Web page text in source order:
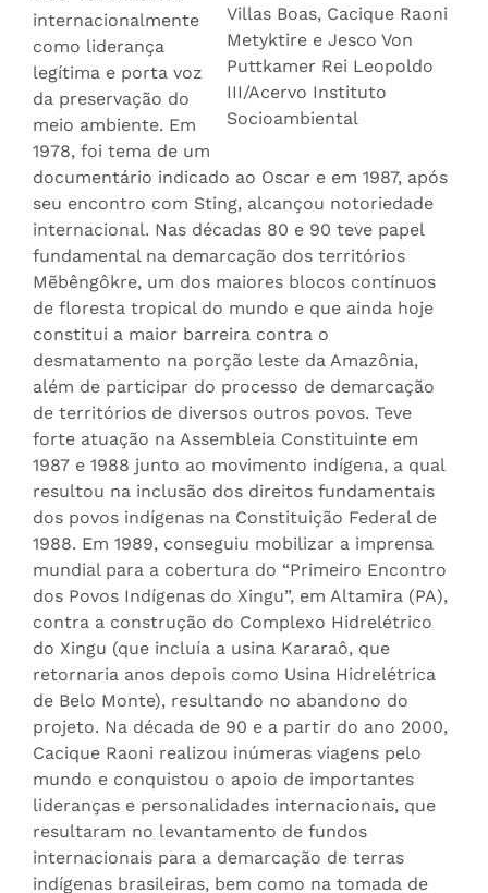
Villas Boas, Cacique Raoni
Metyktire e Jesco Von
Puttkamer Rei Leopoldo
III/Acervo Instituto
Socioambiental
internacionalmente
como liderança
legítima e porta voz
da preservação do
meio ambiente. Em
1978, foi tema de um
documentário indicado ao Oscar e em 1987, após
seu encontro com Sting, alcançou notoriedade
internacional. Nas décadas 80 e 90 teve papel
fundamental na demarcação dos territórios
Mẽbêngôkre, um dos maiores blocos contínuos
de floresta tropical do mundo e que ainda hoje
constitui a maior barreira contra o
desmatamento na porção leste da Amazônia,
além de participar do processo de demarcação
de territórios de diversos outros povos. Teve
forte atuação na Assembleia Constituinte em
1987 e 1988 junto ao movimento indígena, a qual
resultou na inclusão dos direitos fundamentais
dos povos indígenas na Constituição Federal de
1988. Em 1989, conseguiu mobilizar a imprensa
mundial para a cobertura do “Primeiro Encontro
dos Povos Indígenas do Xingu”, em Altamira (PA),
contra a construção do Complexo Hidrelétrico
do Xingu (que incluía a usina Kararaô, que
retornaria anos depois como Usina Hidrelétrica
de Belo Monte), resultando no abandono do
projeto. Na década de 90 e a partir do ano 2000,
Cacique Raoni realizou inúmeras viagens pelo
mundo e conquistou o apoio de importantes
lideranças e personalidades internacionais, que
resultaram no levantamento de fundos
internacionais para a demarcação de terras
indígenas brasileiras, bem como na tomada de